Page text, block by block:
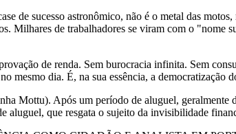
de sucesso astronômico, não é o metal das
Milhares de trabalhadores se viram com o
de renda. Sem burocracia infinita. Sem
mesmo dia. É, na sua essência, a democratização
Mottu). Após um período de aluguel, geralmente
aluguel, que resgata o sujeito da invisibilidade